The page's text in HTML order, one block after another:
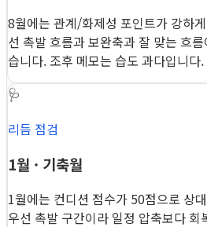
8월에는 관계/화제성 포인트가 강하
선 촉발 흐름과 보완축과 잘 맞는 흐
습니다. 조후 메모는 습도 과다입니다.
🩺
리듬 점검
1월 · 기축월
1월에는 컨디션 점수가 50점으로 상
우선 촉발 구간이라 일정 압축보다